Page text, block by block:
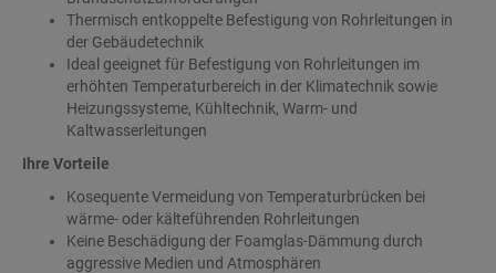
Thermisch entkoppelte Befestigung von Rohrleitungen in
der Gebäudetechnik
Ideal geeignet für Befestigung von Rohrleitungen im
erhöhten Temperaturbereich in der Klimatechnik sowie
Heizungssysteme, Kühltechnik, Warm- und
Kaltwasserleitungen
Ihre Vorteile
Kosequente Vermeidung von Temperaturbrücken bei
wärme- oder kälteführenden Rohrleitungen
Keine Beschädigung der Foamglas-Dämmung durch
aggressive Medien und Atmosphären